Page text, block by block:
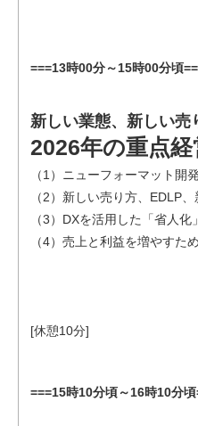
===13時00分～15時00分頃
新しい業態、新しい売
2026年の重点経
（1）ニューフォーマット開
（2）新しい売り方、EDLP
（3）DXを活用した「省人
（4）売上と利益を増やすた
[休憩10分]
===15時10分頃～16時10分